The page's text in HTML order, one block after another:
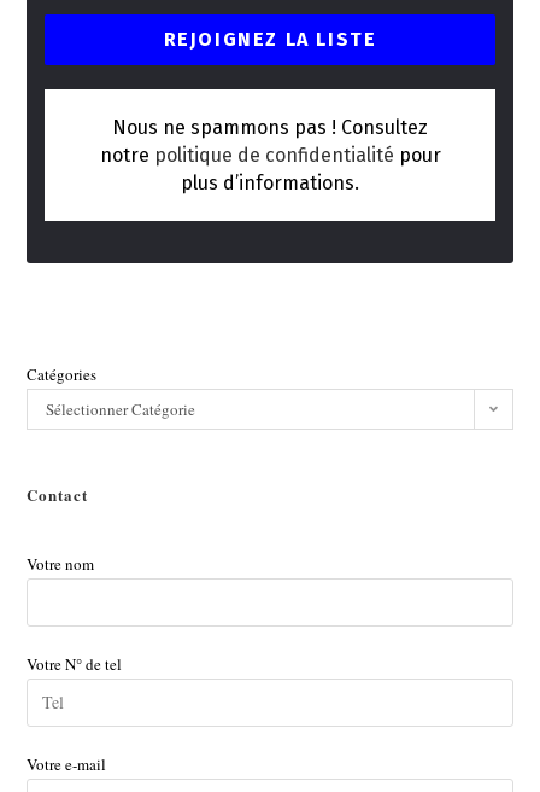
Nous ne spammons pas ! Consultez
notre politique de confidentialité pour
plus d’informations.
Catégories
Sélectionner Catégorie
Contact
Votre nom
Votre N° de tel
Votre e-mail